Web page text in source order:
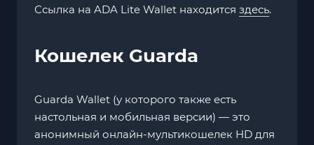
Ссылка на ADA Lite Wallet находится здесь.
Кошелек Guarda
Guarda Wallet (у которого также есть
настольная и мобильная версии) — это
анонимный онлайн-мультикошелек HD для